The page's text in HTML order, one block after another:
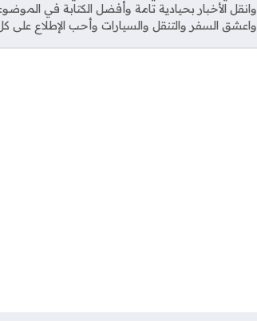
وانقل الأخبار بحيادية تامة وأفضل الكتابة في
واعشق السفر والتنقل والسيارات وأحب الإطلاع على